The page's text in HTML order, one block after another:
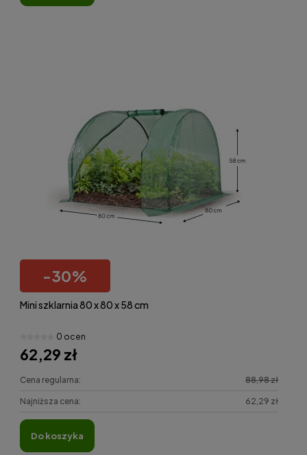
-30%
Mini szklarnia 80 x 80 x 58 cm
0 ocen
62,29 zł
Cena regularna: 88,98 zł
Najniższa cena: 62,29 zł
do koszyka